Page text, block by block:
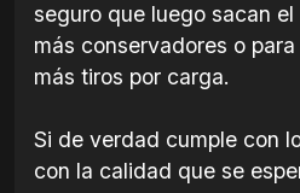
seguro que luego sacan el
más conservadores o
más tiros por carga.
Si de verdad cumple con
con la calidad que se